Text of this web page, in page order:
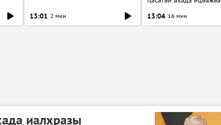
13:01 2 мин
13:04 16 мин
иалхразы